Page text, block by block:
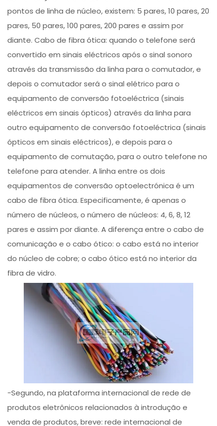
pontos de linha de núcleo, existem: 5 pares, 10 pares, 20
pares, 50 pares, 100 pares, 200 pares e assim por
diante. Cabo de fibra ótica: quando o telefone será
convertido em sinais eléctricos após o sinal sonoro
através da transmissão da linha para o comutador, e
depois o comutador será o sinal elétrico para o
equipamento de conversão fotoeléctrica (sinais
eléctricos em sinais ópticos) através da linha para
outro equipamento de conversão fotoeléctrica (sinais
ópticos em sinais eléctricos), e depois para o
equipamento de comutação, para o outro telefone no
telefone para atender. A linha entre os dois
equipamentos de conversão optoelectrónica é um
cabo de fibra ótica. Especificamente, é apenas o
número de núcleos, o número de núcleos: 4, 6, 8, 12
pares e assim por diante. A diferença entre o cabo de
comunicação e o cabo ótico: o cabo está no interior
do núcleo de cobre; o cabo ótico está no interior da
fibra de vidro.
-Segundo, na plataforma internacional de rede de
produtos eletrônicos relacionados à introdução e
venda de produtos, breve: rede internacional de